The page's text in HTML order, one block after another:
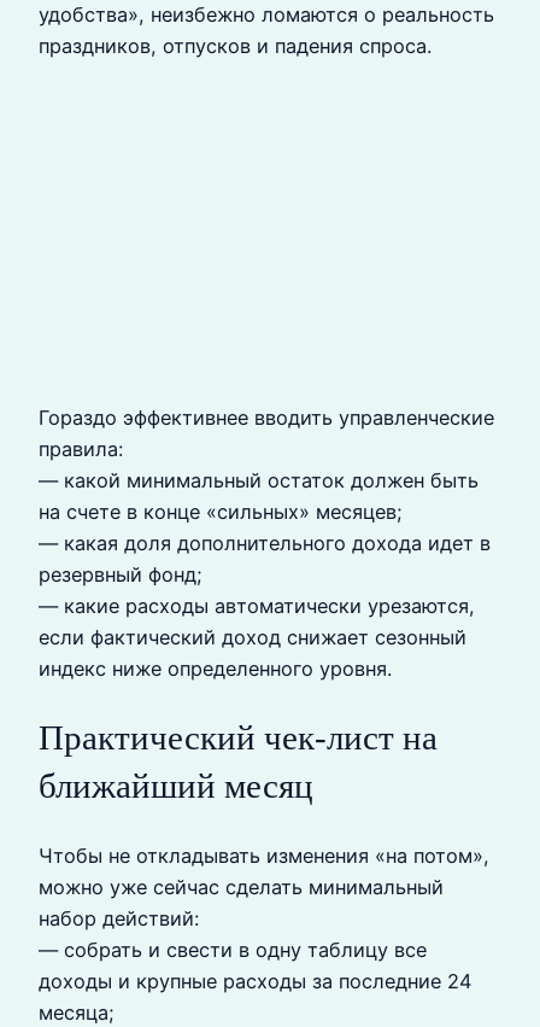
удобства», неизбежно ломаются о реальность
праздников, отпусков и падения спроса.
Гораздо эффективнее вводить управленческие
правила:
— какой минимальный остаток должен быть
на счете в конце «сильных» месяцев;
— какая доля дополнительного дохода идет в
резервный фонд;
— какие расходы автоматически урезаются,
если фактический доход снижает сезонный
индекс ниже определенного уровня.
Практический чек‑лист на
ближайший месяц
Чтобы не откладывать изменения «на потом»,
можно уже сейчас сделать минимальный
набор действий:
— собрать и свести в одну таблицу все
доходы и крупные расходы за последние 24
месяца;